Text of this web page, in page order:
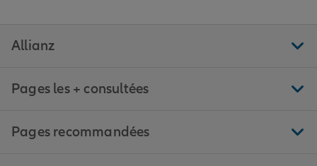
Allianz
Pages les + consultées
Pages recommandées